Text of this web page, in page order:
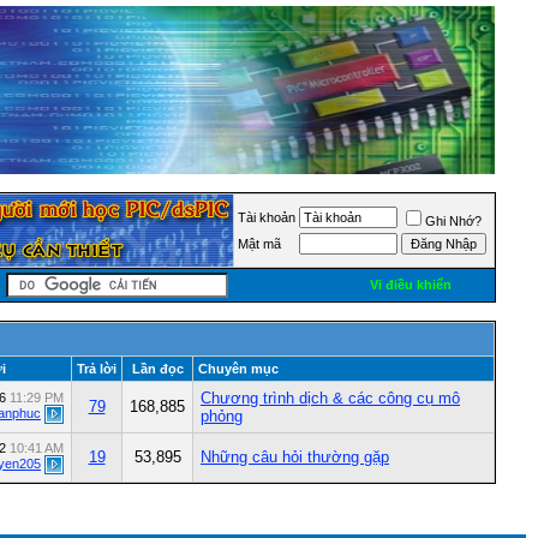
Tài khoản
Ghi Nhớ?
Mật mã
Vi điều khiển
Trả lời Lần đọc Chuyên mục
11:29 PM
79 168,885
Chương trình dịch & các công cụ mô
phỏng
10:41 AM
19 53,895 Những câu hỏi thường gặp